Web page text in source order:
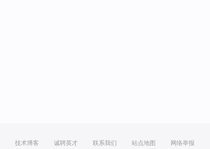
技术博客 诚聘英才 联系我们 站点地图 网络举报